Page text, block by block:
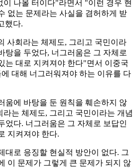
이 나올 터이다"라면서 "이런 경우 현
없는 문제라는 사실을 겸허하게 받
했다.
사회라는 체제도, 그리고 국민이라
탕을 두었다, 너그러움은 그 자체로
는 대로 지켜져야 한다"면서 이중국
대해 너그러워져야 하는 이유를 다
움에 바탕을 둔 원칙을 훼손하지 않
라는 체제도, 그리고 국민이라는 개념
었다. 너그러움은 그 자체로 보답인
지켜져야 한다.
대로 응징할 현실적 방안이 없다. 그
이 문제가 그렇게 큰 문제가 되지 않